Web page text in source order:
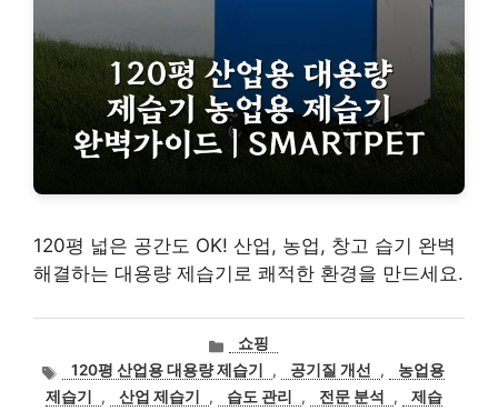
120평 넓은 공간도 OK! 산업, 농업, 창고 습기 완벽
해결하는 대용량 제습기로 쾌적한 환경을 만드세요.
카
테
고
리
쇼핑
태
그
120평 산업용 대용량 제습기 , 공기질 개선 ,
농업용
제습기
, 산업 제습기 , 습도 관리 , 전문 분석 ,
제습